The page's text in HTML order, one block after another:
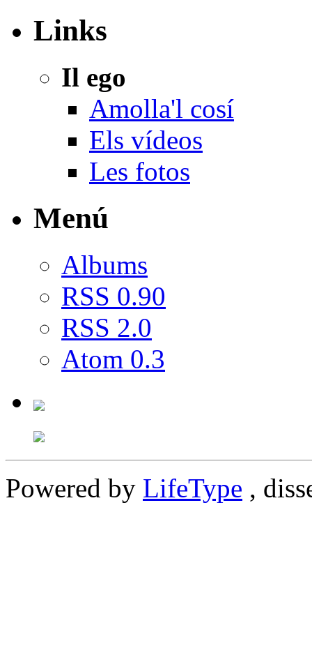
Links
Il ego
Amolla'l cosí
Els vídeos
Les fotos
Menú
Albums
RSS 0.90
RSS 2.0
Atom 0.3
Powered by LifeType ,